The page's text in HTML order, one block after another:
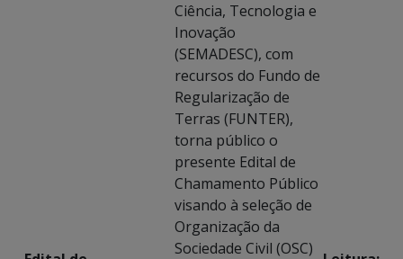
Ciência, Tecnologia e
Inovação
(SEMADESC), com
recursos do Fundo de
Regularização de
Terras (FUNTER),
torna público o
presente Edital de
Chamamento Público
visando à seleção de
Organização da
Sociedade Civil (OSC)